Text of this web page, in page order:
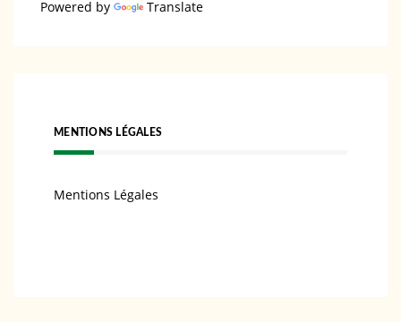
Powered by Translate
MENTIONS LÉGALES
Mentions Légales